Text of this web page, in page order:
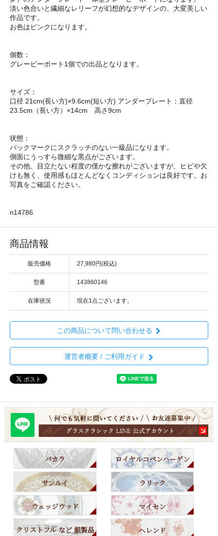
淡い色合いと繊細なレリーフが幻想的なデザインの、大変美しい
作品です。
お色はピンクになります。
個数：
グレービーボート1個での出品となります。
サイズ：
口径 21cm(長い方)×9.6cm(短い方) アンダープレート：直径
23.5cm（長い方）×14cm 高さ9cm
状態：
バックマークにスクラッチのない一級品になります。
側面にうっすら微細な黒点がございます。
その他、目立たない程度の僅かな擦れがございますが、ヒビや欠
けも無く、使用感もほとんどなくコンディションは良好です。お
写真をご確認ください。
n14786
商品情報
販売価格 27,980円(税込)
型番 143860146
在庫状況 現在1点ございます。
この商品について問い合わせる
運営者概要 / ご利用ガイド
バカラ ロイヤルコペンハーゲン
サンルイ ラリック
ウェッジウッド マイセン
クリストフル など 銀製品 ヘレンド